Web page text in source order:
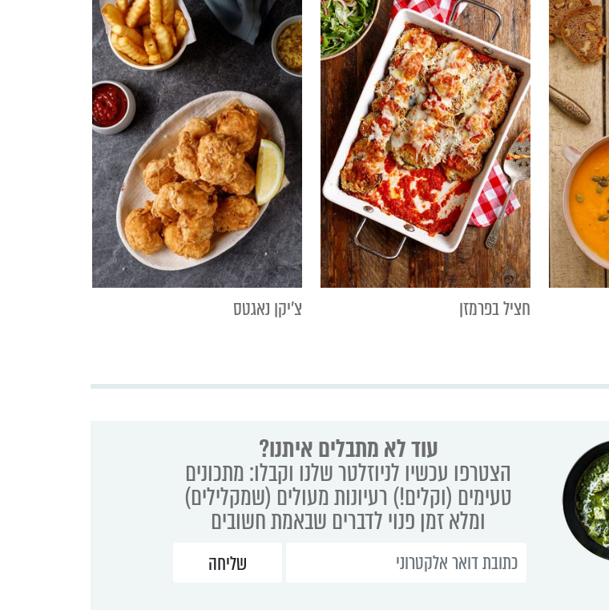
חציל בפרמזן צ'יקן נאגטס
עוד לא מתבלים איתנו?
הצטרפו עכשיו לניוזלטר שלנו וקבלו: מתכונים
טעימים (וקלים!) רעיונות מעולים (שמקלילים)
ומלא זמן פנוי לדברים שבאמת חשובים